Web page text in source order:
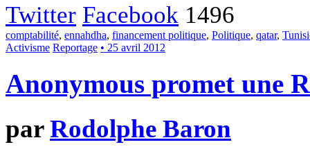
Twitter Facebook 1496
comptabilité, ennahdha, financement politique, Politique, qatar,
Activisme Reportage • 25 avril 2012
Anonymous promet une
parRodolphe Baron